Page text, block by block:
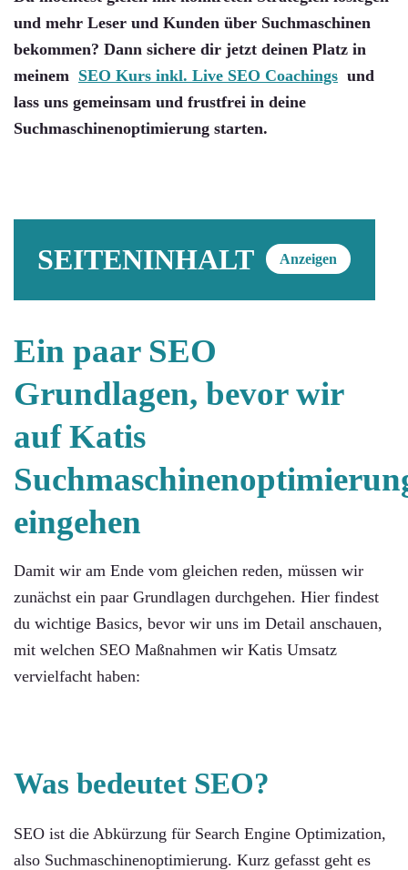
und mehr Leser und Kunden über Suchmaschinen
bekommen? Dann sichere dir jetzt deinen Platz in
meinem SEO Kurs inkl. Live SEO Coachings und
lass uns gemeinsam und frustfrei in deine
Suchmaschinenoptimierung starten.
SEITENINHALT Anzeigen
Ein paar SEO
Grundlagen, bevor wir
auf Katis
eingehen
Damit wir am Ende vom gleichen reden, müssen wir
zunächst ein paar Grundlagen durchgehen. Hier findest
du wichtige Basics, bevor wir uns im Detail anschauen,
mit welchen SEO Maßnahmen wir Katis Umsatz
vervielfacht haben:
Was bedeutet SEO?
SEO ist die Abkürzung für Search Engine Optimization,
also Suchmaschinenoptimierung. Kurz gefasst geht es